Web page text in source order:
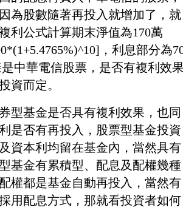
為股數隨著再投入就增加了，就
利公式計算期末淨值為170萬
，利息部分為
中華電信股票，是否有複利效
資而定。
型基金是否具有複利效果，也同
是否有再投入，股票型基金投資
資本利均留在基金內，當然具有
基金有累積型、配息及配權幾種
權都是基金自動再投入，當然有
用配息方式，那就看投資者如何